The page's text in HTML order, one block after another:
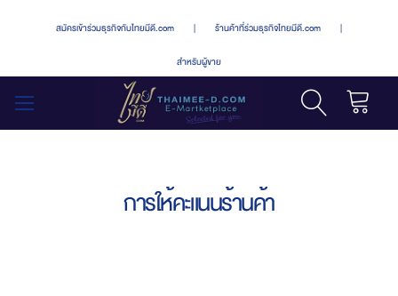
สมัครเข้าร่วมธุรกิจกับไทยมีดี.com | ร้านค้าที่ร่วมธุรกิจไทยมีดี.com |
สำหรับผู้ขาย
การให้คะแนนร้านค้า